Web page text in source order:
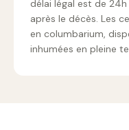
délai légal est de
après le décès. Les
en columbarium,
inhumées en pleine